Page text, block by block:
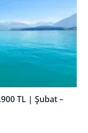
TL | Şubat –